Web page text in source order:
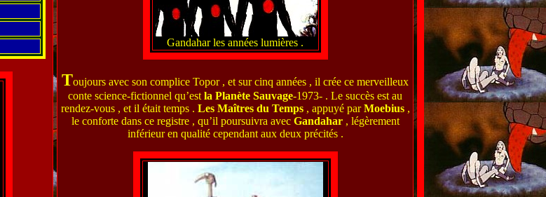
Gandahar les années lumières .
Toujours avec son complice Topor , et sur cinq années , il crée ce merveilleux
conte science-fictionnel qu’est la Planète Sauvage-1973- . Le succès est au
rendez-vous , et il était temps . Les Maîtres du Temps, appuyé parMoebius,
le conforte dans ce registre , qu’il poursuivra avec Gandahar, légèrement
inférieur en qualité cependant aux deux précités .